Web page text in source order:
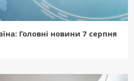
Головні новини 7 серпня